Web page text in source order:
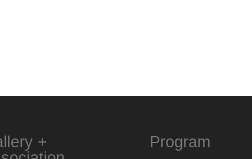
+
Program